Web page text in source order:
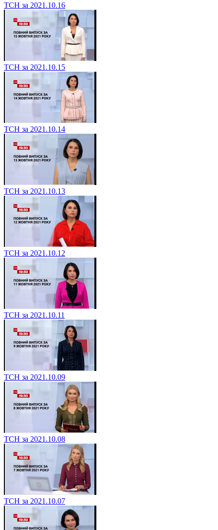
ТСН за 2021.10.16
ТСН за 2021.10.15
ТСН за 2021.10.14
ТСН за 2021.10.13
ТСН за 2021.10.12
ТСН за 2021.10.11
ТСН за 2021.10.09
ТСН за 2021.10.08
ТСН за 2021.10.07